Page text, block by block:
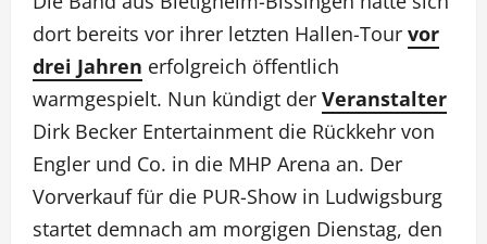
dort bereits vor ihrer letzten Hallen-Tour vor
drei Jahren erfolgreich öffentlich
warmgespielt. Nun kündigt der Veranstalter
Dirk Becker Entertainment die Rückkehr von
Engler und Co. in die MHP Arena an. Der
Vorverkauf für die PUR-Show in Ludwigsburg
startet demnach am morgigen Dienstag, den